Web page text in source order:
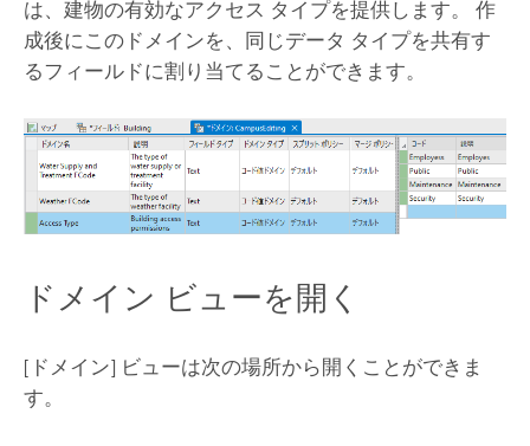
は、建物の有効なアクセス タイプを提供します。 作
成後にこのドメインを、同じデータ タイプを共有す
るフィールドに割り当てることができます。
ドメイン ビューを開く
[ドメイン] ビューは次の場所から開くことができま
す。